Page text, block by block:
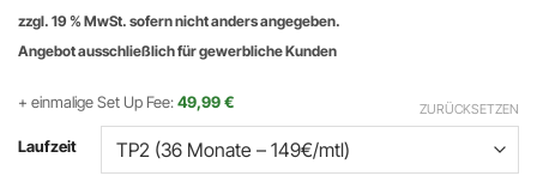
zzgl. 19 % MwSt. sofern nicht anders angegeben.
Angebot ausschließlich für gewerbliche Kunden
+ einmalige Set Up Fee:49,99 €
Laufzeit
ZURÜCKSETZEN